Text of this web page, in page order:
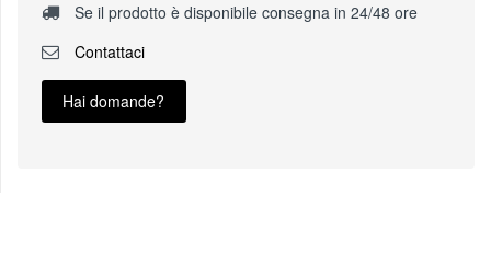
Se il prodotto è disponibile consegna in 24/48 ore
Contattaci
Hai domande?